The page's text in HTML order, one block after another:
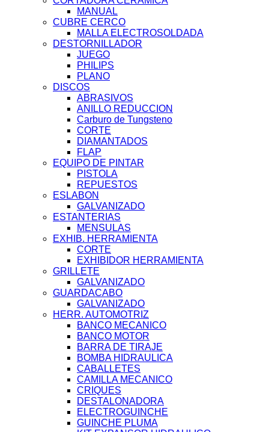
MANUAL
CUBRE CERCO
MALLA ELECTROSOLDADA
DESTORNILLADOR
JUEGO
PHILIPS
PLANO
DISCOS
ABRASIVOS
ANILLO REDUCCION
Carburo de Tungsteno
CORTE
DIAMANTADOS
FLAP
EQUIPO DE PINTAR
PISTOLA
REPUESTOS
ESLABON
GALVANIZADO
ESTANTERIAS
MENSULAS
EXHIB. HERRAMIENTA
CORTE
EXHIBIDOR HERRAMIENTA
GRILLETE
GALVANIZADO
GUARDACABO
GALVANIZADO
HERR. AUTOMOTRIZ
BANCO MECANICO
BANCO MOTOR
BARRA DE TIRAJE
BOMBA HIDRAULICA
CABALLETES
CAMILLA MECANICO
CRIQUES
DESTALONADORA
ELECTROGUINCHE
GUINCHE PLUMA